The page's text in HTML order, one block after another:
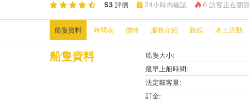
53評價 24小時內確認 6 訪客正在瀏
船隻資料 時間表 價格 服務介紹 路線 水上活動
船隻資料 船隻大小:
最早上船時間:
法定載客量:
訂金: